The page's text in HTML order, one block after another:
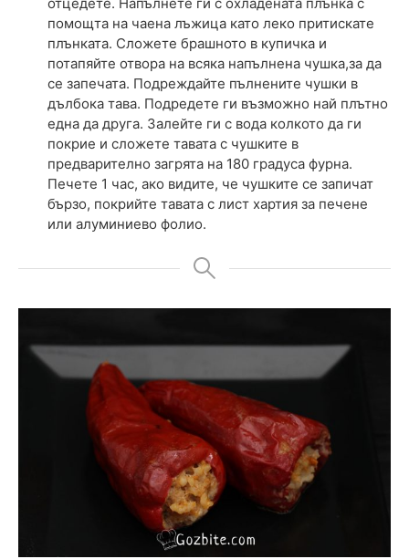
помощта на чаена лъжица като леко притискате
плънката. Сложете брашното в купичка и
потапяйте отвора на всяка напълнена чушка,за да
се запечата. Подреждайте пълнените чушки в
дълбока тава. Подредете ги възможно най плътно
една да друга. Залейте ги с вода колкото да ги
покрие и сложете тавата с чушките в
предварително загрята на 180 градуса фурна.
Печете 1 час, ако видите, че чушките се запичат
бързо, покрийте тавата с лист хартия за печене
или алуминиево фолио.